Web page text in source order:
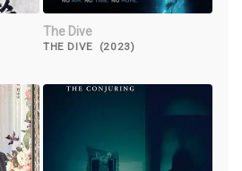
The Dive
THE DIVE (2023)